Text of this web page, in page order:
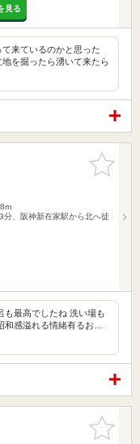
見る
来ているのかと思った
を掘ったら湧いて来たら
お気に入
りに追加
分、阪神新在家駅から北へ徒
も最高でしたね 洗い場も
和感溢れる情緒有るお…
お気に入
りに追加